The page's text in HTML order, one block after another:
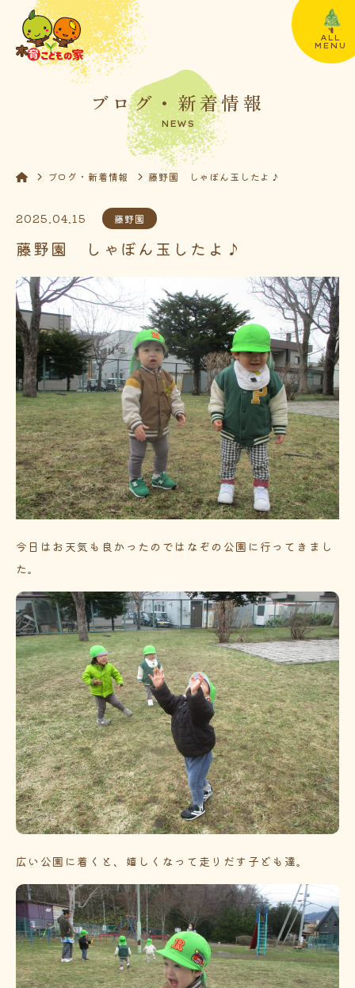
ALL
MENU
ブログ・新着情報
NEWS
ブログ・新着情報 藤野園 しゃぼん玉したよ♪
2025.04.15 藤野園
藤野園 しゃぼん玉したよ♪
今日はお天気も良かったのではなぞの公園に行ってきまし
た。
広い公園に着くと、嬉しくなって走りだす子ども達。